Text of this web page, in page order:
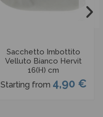
Sacchetto Imbottito
Velluto Bianco Hervit
16(H) cm
Starting from 4,90 €